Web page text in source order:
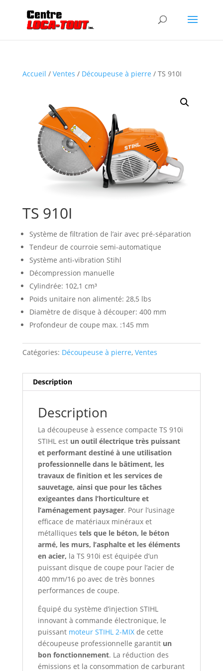
Accueil / Ventes / Découpeuse à pierre / TS 910I
TS 910I
Système de filtration de l’air avec pré-séparation
Tendeur de courroie semi-automatique
Système anti-vibration Stihl
Décompression manuelle
Cylindrée: 102,1 cm³
Poids unitaire non alimenté: 28,5 lbs
Diamètre de disque à découper: 400 mm
Profondeur de coupe max. :145 mm
Catégories: Découpeuse à pierre, Ventes
Description
Description
La découpeuse à essence compacte TS 910i
STIHL est un outil électrique très puissant
et performant destiné à une utilisation
professionnelle dans le bâtiment, les
travaux de finition et les services de
sauvetage, ainsi que pour les tâches
exigeantes dans l’horticulture et
l’aménagement paysager. Pour l’usinage
efficace de matériaux minéraux et
métalliques tels que le béton, le béton
armé, les murs, l’asphalte et les éléments
en acier, la TS 910i est équipée d’un
puissant disque de coupe pour l’acier de
400 mm/16 po avec de très bonnes
performances de coupe.
Équipé du système d’injection STIHL
innovant à commande électronique, le
puissant moteur STIHL 2-MIXde cette
découpeuse professionnelle garantitun
bon fonctionnement. La réduction des
émissions et la consommation de carburant